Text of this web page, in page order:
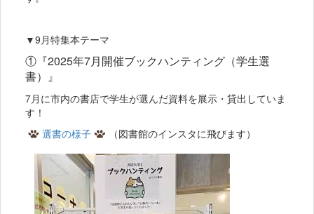
▼9月特集本テーマ
①『2025年7月開催ブックハンティング（学生選
書）』
7月に市内の書店で学生が選んだ資料を展示・貸出していま
す！
選書の様子
（図書館のインスタに飛びます）